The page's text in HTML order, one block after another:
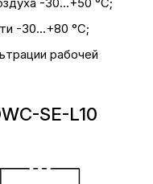
-30...+50 °C;
-30...+80 °C;
рабочей
SE-L10